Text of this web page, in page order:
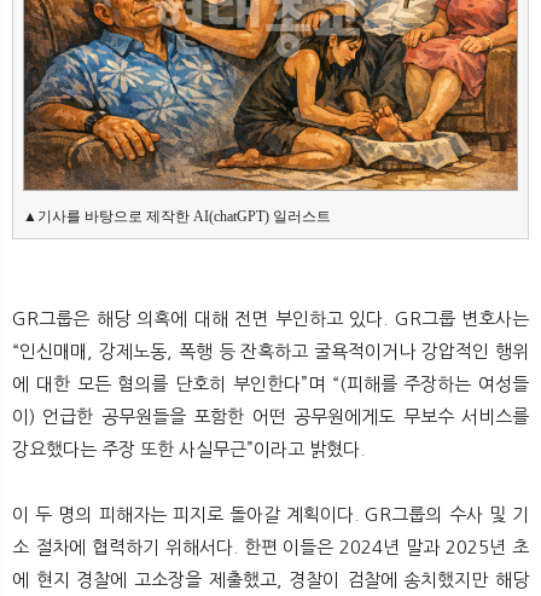
▲기사를 바탕으로 제작한 AI(chatGPT) 일러스트
GR그룹은 해당 의혹에 대해 전면 부인하고 있다. GR그룹 변호사는
“인신매매, 강제노동, 폭행 등 잔혹하고 굴욕적이거나 강압적인 행위
에 대한 모든 혐의를 단호히 부인한다”며 “(피해를 주장하는 여성들
이) 언급한 공무원들을 포함한 어떤 공무원에게도 무보수 서비스를
강요했다는 주장 또한 사실무근”이라고 밝혔다.
이 두 명의 피해자는 피지로 돌아갈 계획이다. GR그룹의 수사 및 기
소 절차에 협력하기 위해서다. 한편 이들은 2024년 말과 2025년 초
에 현지 경찰에 고소장을 제출했고, 경찰이 검찰에 송치했지만 해당